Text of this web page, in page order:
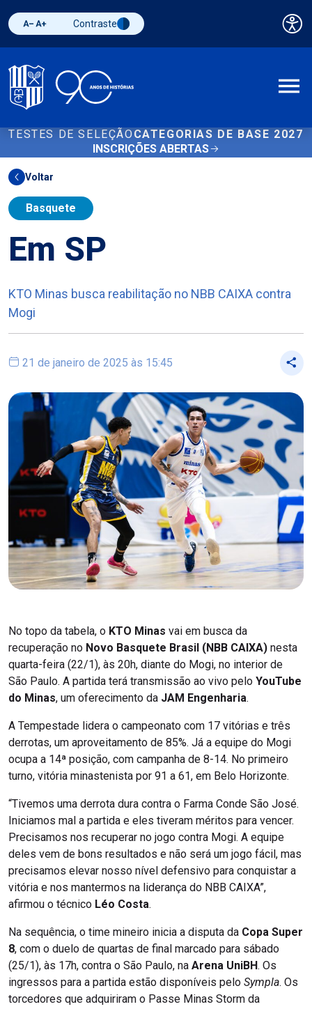
Diminuir fonte
Aumentar fonteAlternar contraste
Contraste
TESTES DE SELEÇÃO CATEGORIAS DE BASE 2027
INSCRIÇÕES ABERTAS
Voltar
Basquete
Em SP
KTO Minas busca reabilitação no NBB CAIXA contra
Mogi
21 de janeiro de 2025 às 15:45
No topo da tabela, o KTO Minas vai em busca da
recuperação no Novo Basquete Brasil (NBB CAIXA) nesta
quarta-feira (22/1), às 20h, diante do Mogi, no interior de
São Paulo. A partida terá transmissão ao vivo pelo YouTube
do Minas, um oferecimento da JAM Engenharia.
A Tempestade lidera o campeonato com 17 vitórias e três
derrotas, um aproveitamento de 85%. Já a equipe do Mogi
ocupa a 14ª posição, com campanha de 8-14. No primeiro
turno, vitória minastenista por 91 a 61, em Belo Horizonte.
“Tivemos uma derrota dura contra o Farma Conde São José.
Iniciamos mal a partida e eles tiveram méritos para vencer.
Precisamos nos recuperar no jogo contra Mogi. A equipe
deles vem de bons resultados e não será um jogo fácil, mas
precisamos elevar nosso nível defensivo para conquistar a
vitória e nos mantermos na liderança do NBB CAIXA”,
afirmou o técnico Léo Costa.
Na sequência, o time mineiro inicia a disputa da Copa Super
8, com o duelo de quartas de final marcado para sábado
(25/1), às 17h, contra o São Paulo, na Arena UniBH. Os
ingressos para a partida estão disponíveis pelo Sympla. Os
torcedores que adquiriram o Passe Minas Storm da